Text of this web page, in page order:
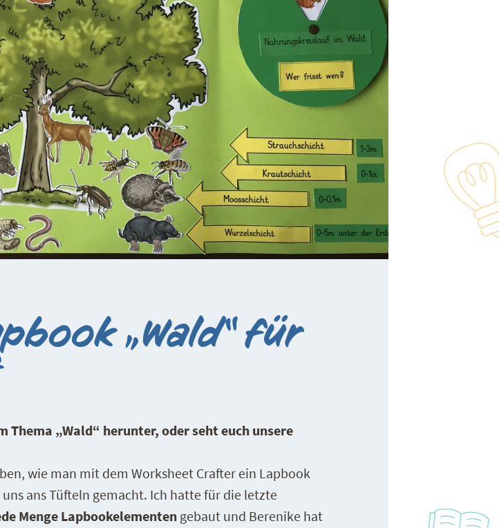
„Wald“ für
Thema „Wald“ herunter, oder seht euch unsere
wie man mit dem Worksheet Crafter ein Lapbook
ans Tüfteln gemacht. Ich hatte für die letzte
Menge Lapbookelementengebaut und Berenike hat